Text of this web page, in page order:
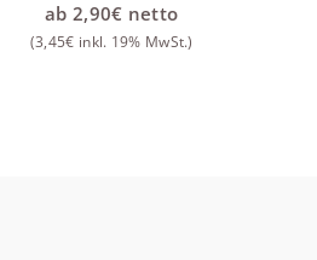
ab2,90€ netto
(3,45€ inkl. 19% MwSt.)